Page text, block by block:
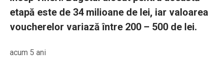
etapă este de 34 milioane de lei, iar valoarea
voucherelor variază între 200 – 500 de lei.
acum 5 ani